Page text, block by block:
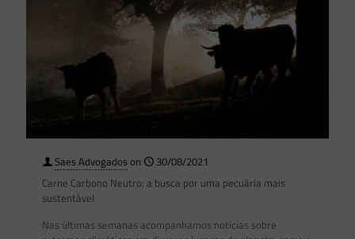
Saes Advogadoson
30/08/2021
Carne Carbono Neutro: a busca por uma pecuária mais
sustentável
Nas últimas semanas acompanhamos notícias sobre